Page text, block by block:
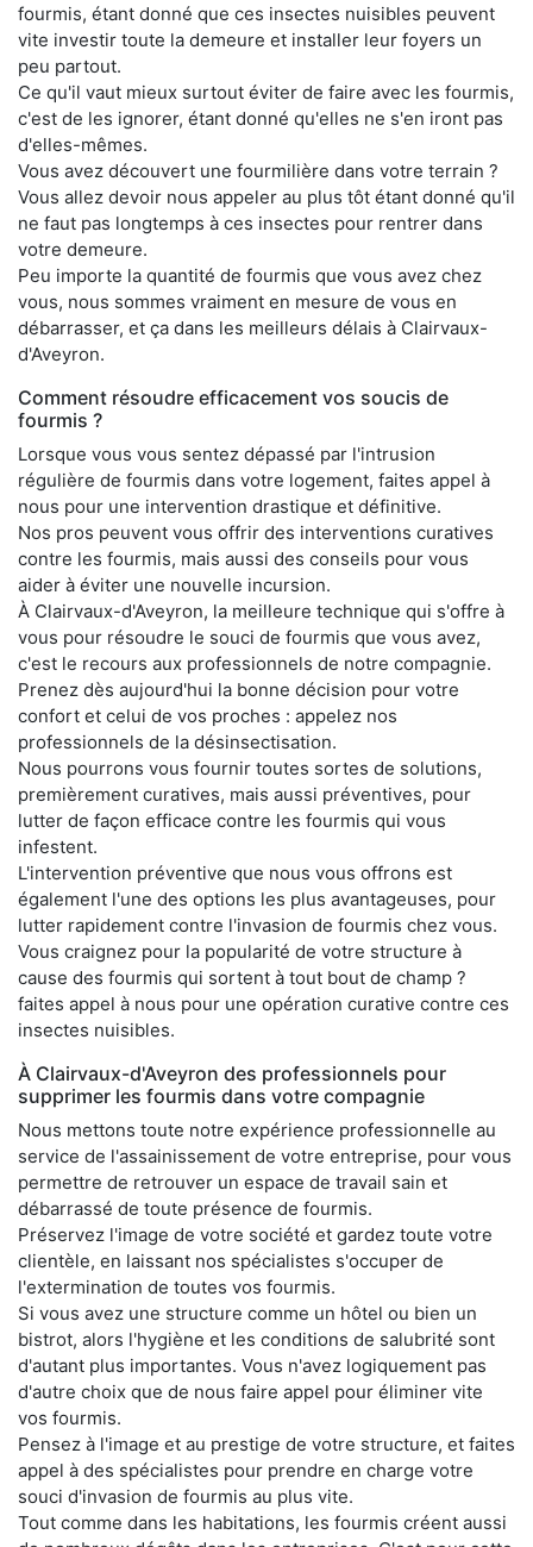
fourmis, étant donné que ces insectes nuisibles peuvent
vite investir toute la demeure et installer leur foyers un
peu partout.
Ce qu'il vaut mieux surtout éviter de faire avec les fourmis,
c'est de les ignorer, étant donné qu'elles ne s'en iront pas
d'elles-mêmes.
Vous avez découvert une fourmilière dans votre terrain ?
Vous allez devoir nous appeler au plus tôt étant donné qu'il
ne faut pas longtemps à ces insectes pour rentrer dans
votre demeure.
Peu importe la quantité de fourmis que vous avez chez
vous, nous sommes vraiment en mesure de vous en
débarrasser, et ça dans les meilleurs délais à Clairvaux-
d'Aveyron.
Comment résoudre efficacement vos soucis de
fourmis ?
Lorsque vous vous sentez dépassé par l'intrusion
régulière de fourmis dans votre logement, faites appel à
nous pour une intervention drastique et définitive.
Nos pros peuvent vous offrir des interventions curatives
contre les fourmis, mais aussi des conseils pour vous
aider à éviter une nouvelle incursion.
À Clairvaux-d'Aveyron, la meilleure technique qui s'offre à
vous pour résoudre le souci de fourmis que vous avez,
c'est le recours aux professionnels de notre compagnie.
Prenez dès aujourd'hui la bonne décision pour votre
confort et celui de vos proches : appelez nos
professionnels de la désinsectisation.
Nous pourrons vous fournir toutes sortes de solutions,
premièrement curatives, mais aussi préventives, pour
lutter de façon efficace contre les fourmis qui vous
infestent.
L'intervention préventive que nous vous offrons est
également l'une des options les plus avantageuses, pour
lutter rapidement contre l'invasion de fourmis chez vous.
Vous craignez pour la popularité de votre structure à
cause des fourmis qui sortent à tout bout de champ ?
faites appel à nous pour une opération curative contre ces
insectes nuisibles.
À Clairvaux-d'Aveyron des professionnels pour
supprimer les fourmis dans votre compagnie
Nous mettons toute notre expérience professionnelle au
service de l'assainissement de votre entreprise, pour vous
permettre de retrouver un espace de travail sain et
débarrassé de toute présence de fourmis.
Préservez l'image de votre société et gardez toute votre
clientèle, en laissant nos spécialistes s'occuper de
l'extermination de toutes vos fourmis.
Si vous avez une structure comme un hôtel ou bien un
bistrot, alors l'hygiène et les conditions de salubrité sont
d'autant plus importantes. Vous n'avez logiquement pas
d'autre choix que de nous faire appel pour éliminer vite
vos fourmis.
Pensez à l'image et au prestige de votre structure, et faites
appel à des spécialistes pour prendre en charge votre
souci d'invasion de fourmis au plus vite.
Tout comme dans les habitations, les fourmis créent aussi